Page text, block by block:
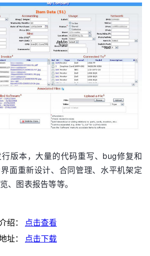
版本，大量的代码重写、bug修复和
面重新设计、合同管理、水平机架定
、图表报告等等。
绍：
点击查看
址： 点击下载